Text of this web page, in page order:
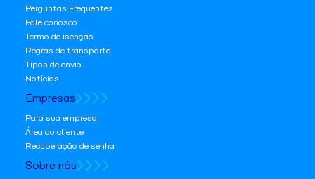
Perguntas Frequentes
Fale conosco
Termo de isenção
Regras de transporte
Tipos de envio
Notícias
Empresas
Para sua empresa
Área do cliente
Recuperação de senha
Sobre nós